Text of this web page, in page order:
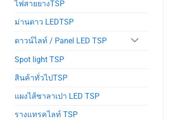
ไฟสายยางTSP
ม่านดาว LEDTSP
ดาวน์ไลท์ / Panel LED TSP
Spot light TSP
สินค้าทั่วไปTSP
แผงไส้ซาลาเปา LED TSP
รางแทรคไลท์ TSP